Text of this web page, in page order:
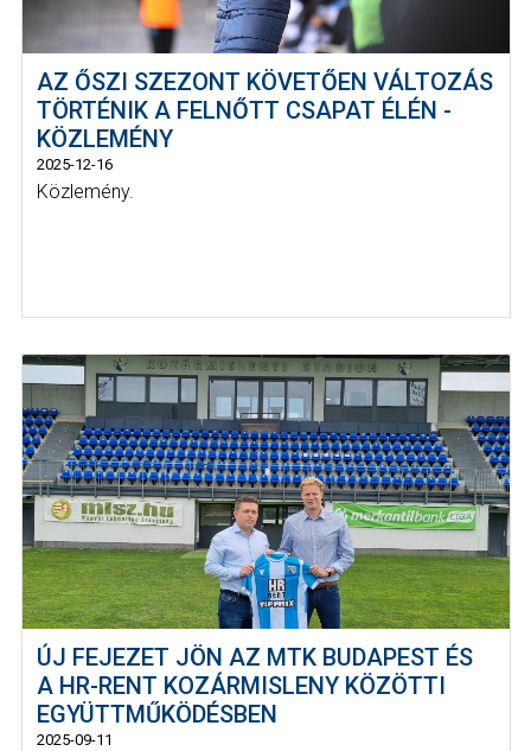
AZ ŐSZI SZEZONT KÖVETŐEN VÁLTOZÁS
TÖRTÉNIK A FELNŐTT CSAPAT ÉLÉN -
KÖZLEMÉNY
2025-12-16
Közlemény.
ÚJ FEJEZET JÖN AZ MTK BUDAPEST ÉS
A HR-RENT KOZÁRMISLENY KÖZÖTTI
EGYÜTTMŰKÖDÉSBEN
2025-09-11